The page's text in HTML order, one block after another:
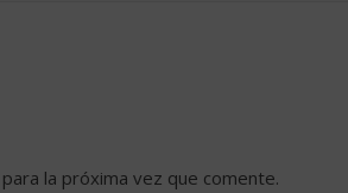
la próxima vez que comente.